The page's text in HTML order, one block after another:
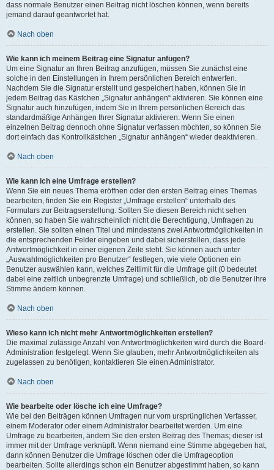
dass normale Benutzer einen Beitrag nicht löschen können, wenn bereits
jemand darauf geantwortet hat.
Nach oben
Wie kann ich meinem Beitrag eine Signatur anfügen?
Um eine Signatur an Ihren Beitrag anzufügen, müssen Sie zunächst eine
solche in den Einstellungen in Ihrem persönlichen Bereich entwerfen.
Nachdem Sie die Signatur erstellt und gespeichert haben, können Sie in
jedem Beitrag das Kästchen „Signatur anhängen“ aktivieren. Sie können eine
Signatur auch hinzufügen, indem Sie in Ihrem persönlichen Bereich das
standardmäßige Anhängen Ihrer Signatur aktivieren. Wenn Sie einen
einzelnen Beitrag dennoch ohne Signatur verfassen möchten, so können Sie
dort einfach das Kontrollkästchen „Signatur anhängen“ wieder deaktivieren.
Nach oben
Wie kann ich eine Umfrage erstellen?
Wenn Sie ein neues Thema eröffnen oder den ersten Beitrag eines Themas
bearbeiten, finden Sie ein Register „Umfrage erstellen“ unterhalb des
Formulars zur Beitragserstellung. Sollten Sie diesen Bereich nicht sehen
können, so haben Sie wahrscheinlich nicht die Berechtigung, Umfragen zu
erstellen. Sie sollten einen Titel und mindestens zwei Antwortmöglichkeiten in
die entsprechenden Felder eingeben und dabei sicherstellen, dass jede
Antwortmöglichkeit in einer eigenen Zeile steht. Sie können auch unter
„Auswahlmöglichkeiten pro Benutzer“ festlegen, wie viele Optionen ein
Benutzer auswählen kann, welches Zeitlimit für die Umfrage gilt (0 bedeutet
dabei eine zeitlich unbegrenzte Umfrage) und schließlich, ob die Benutzer ihre
Stimme ändern können.
Nach oben
Wieso kann ich nicht mehr Antwortmöglichkeiten erstellen?
Die maximal zulässige Anzahl von Antwortmöglichkeiten wird durch die Board-
Administration festgelegt. Wenn Sie glauben, mehr Antwortmöglichkeiten als
zugelassen zu benötigen, kontaktieren Sie einen Administrator.
Nach oben
Wie bearbeite oder lösche ich eine Umfrage?
Wie bei den Beiträgen können Umfragen nur vom ursprünglichen Verfasser,
einem Moderator oder einem Administrator bearbeitet werden. Um eine
Umfrage zu bearbeiten, ändern Sie den ersten Beitrag des Themas; dieser ist
immer mit der Umfrage verknüpft. Wenn niemand eine Stimme abgegeben hat,
dann können Benutzer die Umfrage löschen oder die Umfrageoption
bearbeiten. Sollte allerdings schon ein Benutzer abgestimmt haben, so kann